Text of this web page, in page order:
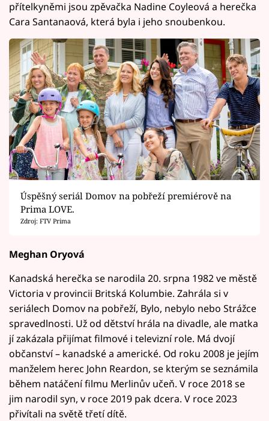
přítelkyněmi jsou zpěvačka Nadine Coyleová a herečka
Cara Santanaová, která byla i jeho snoubenkou.
Úspěšný seriál Domov na pobřeží premiérově na
Prima LOVE.
Zdroj: FTV Prima
Meghan Oryová
Kanadská herečka se narodila 20. srpna 1982 ve městě
Victoria v provincii Britská Kolumbie. Zahrála si v
seriálech Domov na pobřeží, Bylo, nebylo nebo Strážce
spravedlnosti. Už od dětství hrála na divadle, ale matka
jí zakázala přijímat filmové i televizní role. Má dvojí
občanství – kanadské a americké. Od roku 2008 je jejím
manželem herec John Reardon, se kterým se seznámila
během natáčení filmu Merlinův učeň. V roce 2018 se
jim narodil syn, v roce 2019 pak dcera. V roce 2023
přivítali na světě třetí dítě.